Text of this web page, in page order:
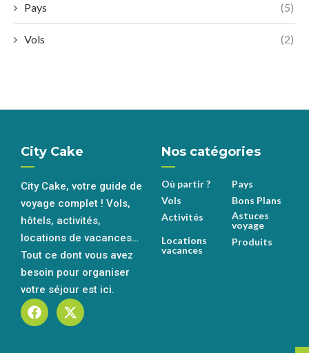
Pays (5)
Vols (2)
City Cake
City Cake, votre guide de
voyage complet ! Vols,
hôtels, activités,
locations de vacances…
Tout ce dont vous avez
besoin pour organiser
votre séjour est ici.
Nos catégories
Où partir ?
Pays
Vols
Bons Plans
Activités
Astuces
voyage
Locations
vacances
Produits